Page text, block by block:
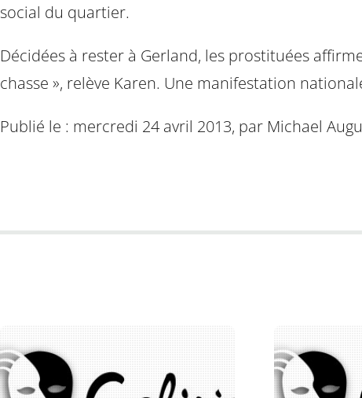
social du quartier.
Décidées à rester à Gerland, les prostituées
chasse », relève Karen. Une manifestation
Publié le : mercredi 24 avril 2013, par Michael